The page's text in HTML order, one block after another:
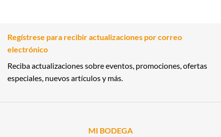
Regístrese para recibir actualizaciones por correo
electrónico
Reciba actualizaciones sobre eventos, promociones, ofertas
especiales, nuevos artículos y más.
MI BODEGA